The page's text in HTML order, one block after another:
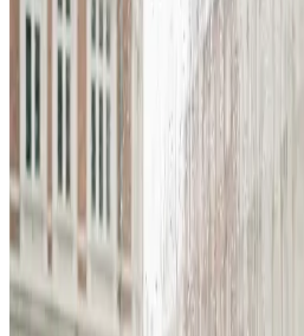
Erhverv, kontor og industri